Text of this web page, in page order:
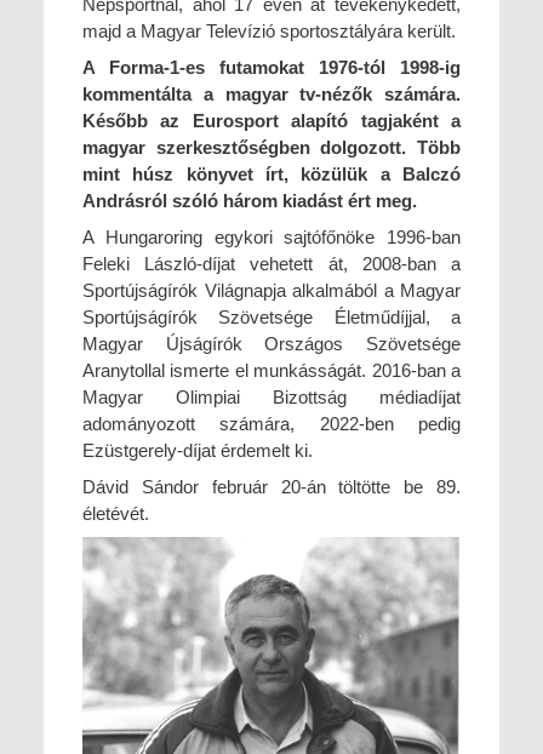
Népsportnál, ahol 17 éven át tevékenykedett,
majd a Magyar Televízió sportosztályára került.
A Forma-1-es futamokat 1976-tól 1998-ig
kommentálta a magyar tv-nézők számára.
Később az Eurosport alapító tagjaként a
magyar szerkesztőségben dolgozott. Több
mint húsz könyvet írt, közülük a Balczó
Andrásról szóló három kiadást ért meg.
A Hungaroring egykori sajtófőnöke 1996-ban
Feleki László-díjat vehetett át, 2008-ban a
Sportújságírók Világnapja alkalmából a Magyar
Sportújságírók Szövetsége Életműdíjjal, a
Magyar Újságírók Országos Szövetsége
Aranytollal ismerte el munkásságát. 2016-ban a
Magyar Olimpiai Bizottság médiadíjat
adományozott számára, 2022-ben pedig
Ezüstgerely-díjat érdemelt ki.
Dávid Sándor február 20-án töltötte be 89.
életévét.